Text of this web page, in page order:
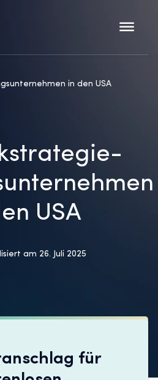
in den USA
USA
am 26. Juli 2025
für